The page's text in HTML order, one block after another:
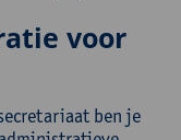
voor
ben je